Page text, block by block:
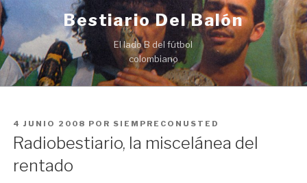
Ir
al
contenido
Bestiario Del Balón
El lado B del fútbol
colombiano
PUBLICADO
EN
4 JUNIO 2008 POR SIEMPRECONUSTED
Radiobestiario, la miscelánea del
rentado